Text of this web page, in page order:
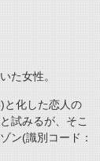
た女性。
と化した恋人の
試みるが、そこ
ン(識別コード：